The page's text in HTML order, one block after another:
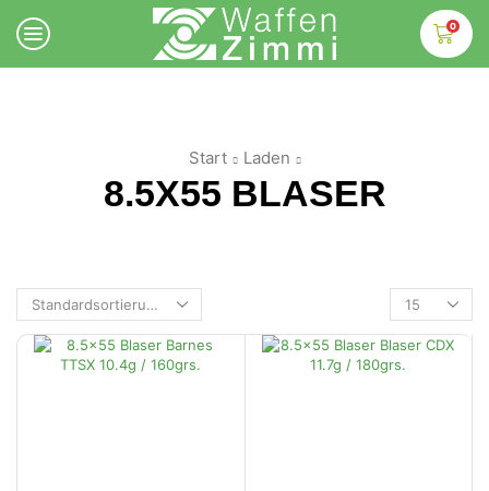
0
Start Laden
8.5X55 BLASER